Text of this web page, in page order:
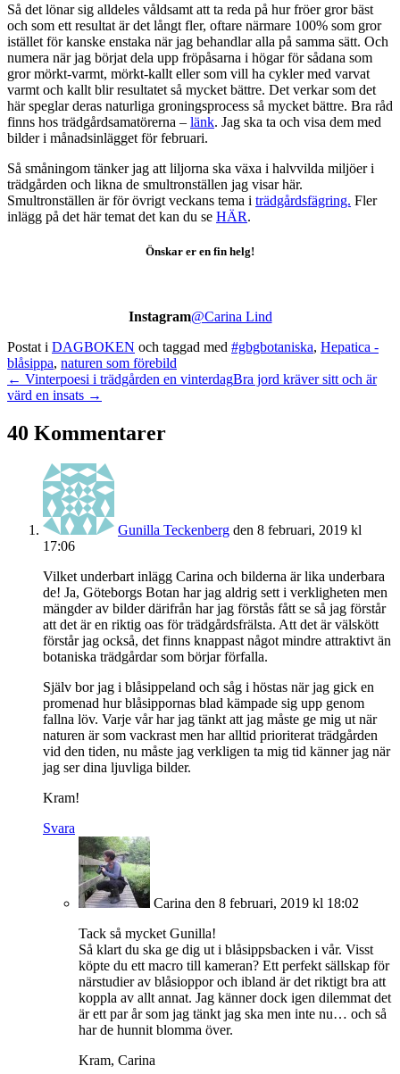
Så det lönar sig alldeles våldsamt att ta reda på hur fröer gror bäst
och som ett resultat är det långt fler, oftare närmare 100% som gror
istället för kanske enstaka när jag behandlar alla på samma sätt. Och
numera när jag börjat dela upp fröpåsarna i högar för sådana som
gror mörkt-varmt, mörkt-kallt eller som vill ha cykler med varvat
varmt och kallt blir resultatet så mycket bättre. Det verkar som det
här speglar deras naturliga groningsprocess så mycket bättre. Bra råd
finns hos trädgårdsamatörerna – länk. Jag ska ta och visa dem med
bilder i månadsinlägget för februari.
Så småningom tänker jag att liljorna ska växa i halvvilda miljöer i
trädgården och likna de smultronställen jag visar här.
Smultronställen är för övrigt veckans tema i trädgårdsfägring. Fler
inlägg på det här temat det kan du se HÄR.
Önskar er en fin helg!
Instagram@Carina Lind
Postat i DAGBOKEN och taggad med #gbgbotaniska, Hepatica -
blåsippa, naturen som förebild
← Vinterpoesi i trädgården en vinterdagBra jord kräver sitt och är
värd en insats →
40 Kommentarer
Gunilla Teckenberg den 8 februari, 2019 kl
17:06
Vilket underbart inlägg Carina och bilderna är lika underbara
de! Ja, Göteborgs Botan har jag aldrig sett i verkligheten men
mängder av bilder därifrån har jag förstås fått se så jag förstår
att det är en riktig oas för trädgårdsfrälsta. Att det är välskött
förstår jag också, det finns knappast något mindre attraktivt än
botaniska trädgårdar som börjar förfalla.
Själv bor jag i blåsippeland och såg i höstas när jag gick en
promenad hur blåsippornas blad kämpade sig upp genom
fallna löv. Varje vår har jag tänkt att jag måste ge mig ut när
naturen är som vackrast men har alltid prioriterat trädgården
vid den tiden, nu måste jag verkligen ta mig tid känner jag när
jag ser dina ljuvliga bilder.
Kram!
Svara
Carina den 8 februari, 2019 kl 18:02
Tack så mycket Gunilla!
Så klart du ska ge dig ut i blåsippsbacken i vår. Visst
köpte du ett macro till kameran? Ett perfekt sällskap för
närstudier av blåsioppor och ibland är det riktigt bra att
koppla av allt annat. Jag känner dock igen dilemmat det
är ett par år som jag tänkt jag ska men inte nu… och så
har de hunnit blomma över.
Kram, Carina